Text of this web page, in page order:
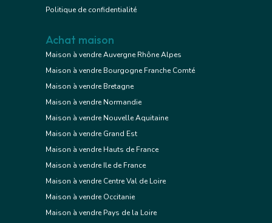
Politique de confidentialité
Achat maison
Maison à vendre Auvergne Rhône Alpes
Maison à vendre Bourgogne Franche Comté
Maison à vendre Bretagne
Maison à vendre Normandie
Maison à vendre Nouvelle Aquitaine
Maison à vendre Grand Est
Maison à vendre Hauts de France
Maison à vendre Ile de France
Maison à vendre Centre Val de Loire
Maison à vendre Occitanie
Maison à vendre Pays de la Loire